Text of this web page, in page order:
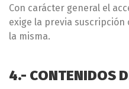
Con carácter general el
exige la previa
la misma.
4.- CONTENIDOS